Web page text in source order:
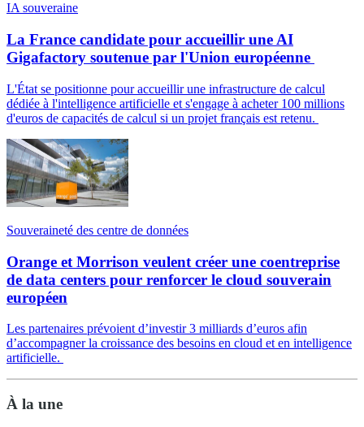
IA souveraine
La France candidate pour accueillir une AI
Gigafactory soutenue par l'Union européenne
L'État se positionne pour accueillir une infrastructure de calcul
dédiée à l'intelligence artificielle et s'engage à acheter 100 millions
d'euros de capacités de calcul si un projet français est retenu.
Souveraineté des centre de données
Orange et Morrison veulent créer une coentreprise
de data centers pour renforcer le cloud souverain
européen
Les partenaires prévoient d’investir 3 milliards d’euros afin
d’accompagner la croissance des besoins en cloud et en intelligence
artificielle.
À la une